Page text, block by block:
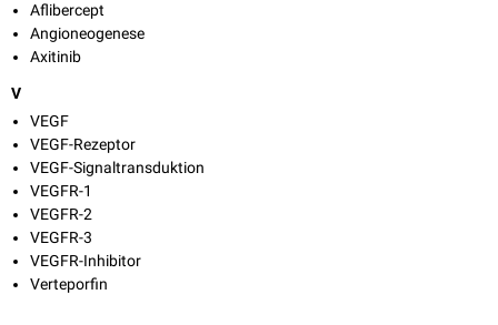
Aflibercept
Angioneogenese
Axitinib
V
VEGF
VEGF-Rezeptor
VEGF-Signaltransduktion
VEGFR-1
VEGFR-2
VEGFR-3
VEGFR-Inhibitor
Verteporfin